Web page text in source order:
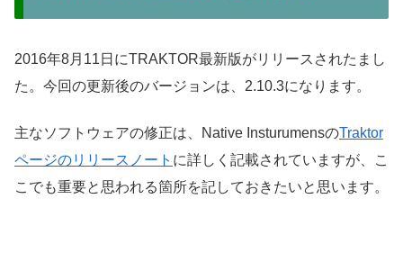
2016年8月11日にTRAKTOR最新版がリリースされたまし
た。今回の更新後のバージョンは、2.10.3になります。
主なソフトウェアの修正は、Native InsturumensのTraktor
ページのリリースノート に詳しく記載されていますが、こ
こでも重要と思われる箇所を記しておきたいと思います。